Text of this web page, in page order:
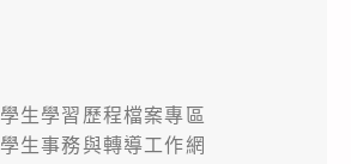
學生學習歷程檔案專區
學生事務與轉導工作網